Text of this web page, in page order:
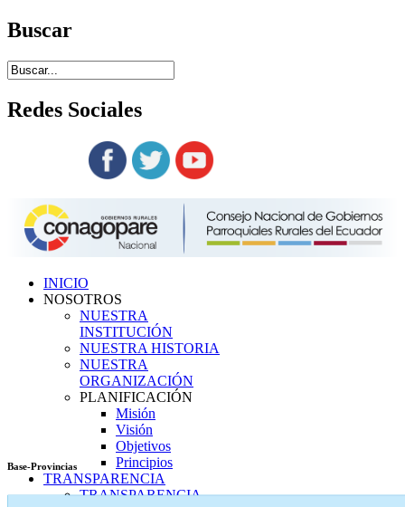
Buscar
Redes Sociales
INICIO
NOSOTROS
NUESTRA
INSTITUCIÓN
NUESTRA HISTORIA
NUESTRA
ORGANIZACIÓN
PLANIFICACIÓN
Misión
Visión
Objetivos
Principios
TRANSPARENCIA
TRANSPARENCIA
Base-Provincias